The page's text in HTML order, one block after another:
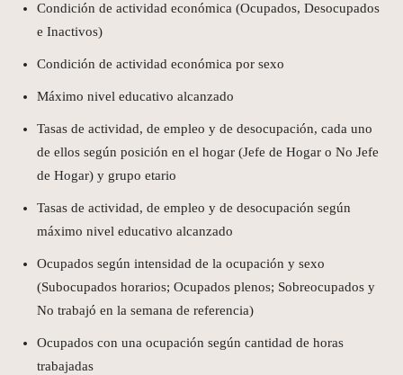
Condición de actividad económica (Ocupados, Desocupados
e Inactivos)
Condición de actividad económica por sexo
Máximo nivel educativo alcanzado
Tasas de actividad, de empleo y de desocupación, cada uno
de ellos según posición en el hogar (Jefe de Hogar o No Jefe
de Hogar) y grupo etario
Tasas de actividad, de empleo y de desocupación según
máximo nivel educativo alcanzado
Ocupados según intensidad de la ocupación y sexo
(Subocupados horarios; Ocupados plenos; Sobreocupados y
No trabajó en la semana de referencia)
Ocupados con una ocupación según cantidad de horas
trabajadas